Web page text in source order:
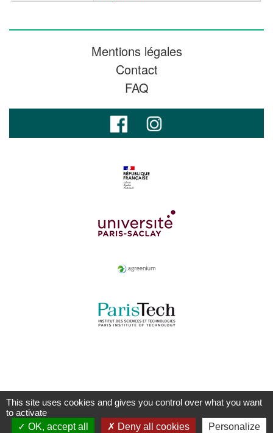
Mentions légales
Contact
FAQ
This site uses cookies and gives you control over what you want
to activate
OK, accept all
Deny all cookies Personalize